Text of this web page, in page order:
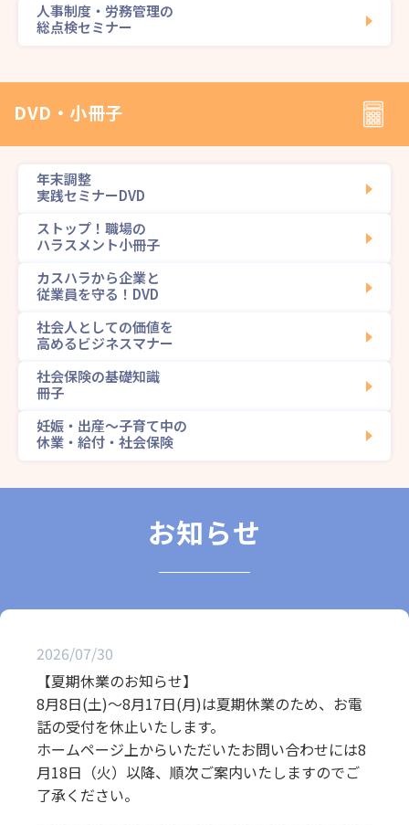
人事制度・労務管理の
総点検セミナー
DVD・小冊子
年末調整
実践セミナーDVD
ストップ！職場の
ハラスメント小冊子
カスハラから企業と
従業員を守る！DVD
社会人としての価値を
高めるビジネスマナー
社会保険の基礎知識
冊子
妊娠・出産～子育て中の
休業・給付・社会保険
お知らせ
2026/07/30
【夏期休業のお知らせ】
8月8日(土)～8月17日(月)は夏期休業のため、お電
話の受付を休止いたします。
ホームページ上からいただいたお問い合わせには8
月18日（火）以降、順次ご案内いたしますのでご
了承ください。